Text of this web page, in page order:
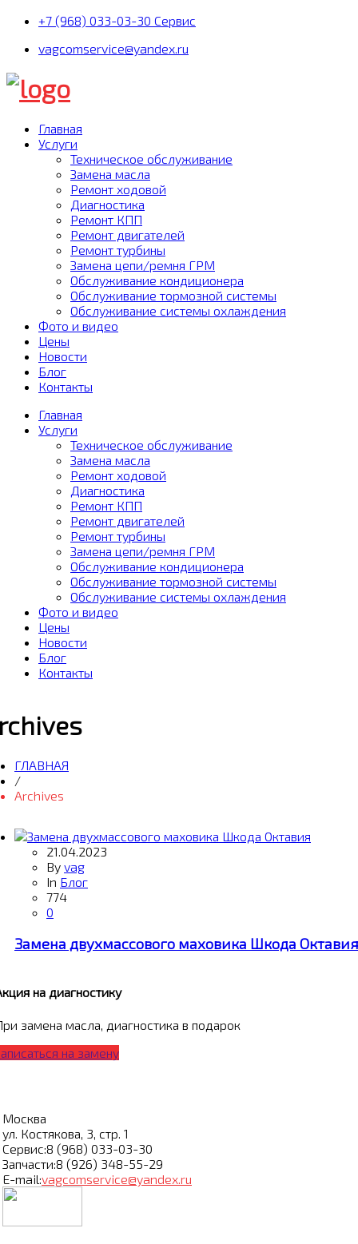
+7 (968) 033-03-30 Сервис
vagcomservice@yandex.ru
Главная
Услуги
Техническое обслуживание
Замена масла
Ремонт ходовой
Диагностика
Ремонт КПП
Ремонт двигателей
Ремонт турбины
Замена цепи/ремня ГРМ
Обслуживание кондиционера
Обслуживание тормозной системы
Обслуживание системы охлаждения
Фото и видео
Цены
Новости
Блог
Контакты
Главная
Услуги
Техническое обслуживание
Замена масла
Ремонт ходовой
Диагностика
Ремонт КПП
Ремонт двигателей
Ремонт турбины
Замена цепи/ремня ГРМ
Обслуживание кондиционера
Обслуживание тормозной системы
Обслуживание системы охлаждения
Фото и видео
Цены
Новости
Блог
Контакты
ГЛАВНАЯ
/
Archives
21.04.2023
By vag
In Блог
774
0
Замена двухмассового маховика Шкода Октавия
на диагностику
замена масла, диагностика в подарок
на замену
Москва
ул. Костякова, 3, стр. 1
Сервис:8 (968) 033-03-30
Запчасти:8 (926) 348-55-29
E-mail:vagcomservice@yandex.ru